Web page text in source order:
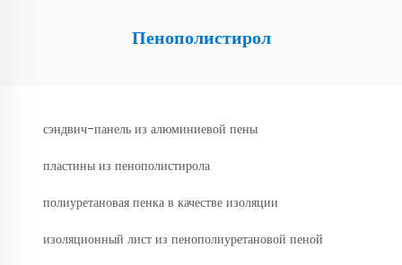
Пенополистирол
сэндвич-панель из алюминиевой пены
пластины из пенополистирола
полиуретановая пенка в качестве изоляции
изоляционный лист из пенополиуретановой пеной